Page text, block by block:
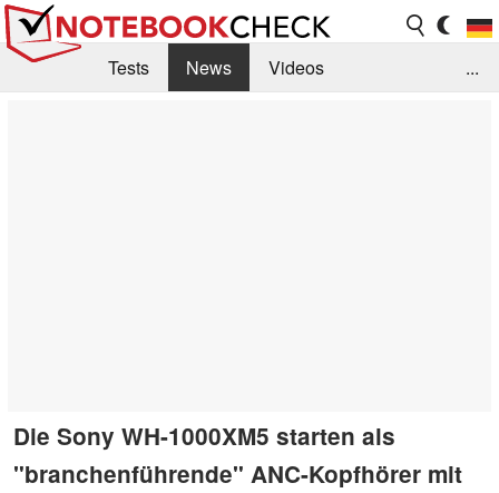
Tests News
Videos
...
Die Sony WH-1000XM5 starten als
"branchenführende" ANC-Kopfhörer mit